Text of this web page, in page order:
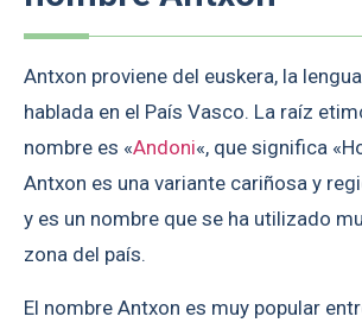
Antxon proviene del euskera, la
hablada en el País Vasco. La raíz
nombre es «Andoni«, que significa
Antxon es una variante cariñosa y
y es un nombre que se ha utilizado
zona del país.
El nombre Antxon es muy popular